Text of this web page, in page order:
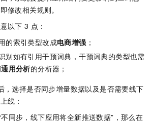
修改相关规则。
以下 3 点：
的索引类型改成电商增强 ；
别如有引用干预词典，干预词典的类型也需
用分析的分析器；
，选择是否同步增量数据以及是否需要线下
线：
同步，线下应用将全新推送数据”，那么在